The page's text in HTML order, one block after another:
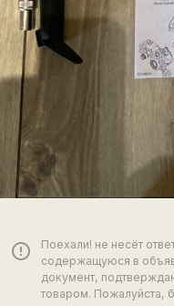
error_outline
Поехали! не несёт
содержащуюся в
документ,
товаром. Пожалуйста,